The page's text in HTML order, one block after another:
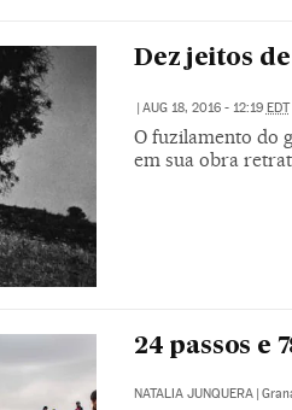
Dez jeitos
| AUG 18, 2016 - 12:19 EDT
O fuzilamento do
em sua obra
24 passos e
NATALIA JUNQUERA